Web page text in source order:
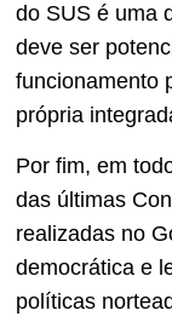
do SUS é uma
deve ser
funcionamento
própria
Por fim, em
das últimas
realizadas no
democrática e
políticas